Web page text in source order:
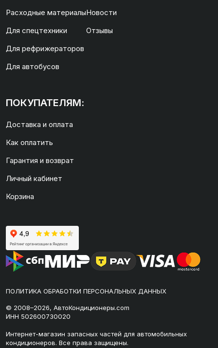
Расходные материалы
Для спецтехники
Для рефрижераторов
Для автобусов
Новости
Отзывы
ПОКУПАТЕЛЯМ:
Доставка и оплата
Как оплатить
Гарантия и возврат
Личный кабинет
Корзина
ПОЛИТИКА ОБРАБОТКИ ПЕРСОНАЛЬНЫХ ДАННЫХ
© 2008–2026, АвтоКондиционеры.com
ИНН 502600730020
Интернет-магазин запасных частей для автомобильных
кондиционеров. Все права защищены.